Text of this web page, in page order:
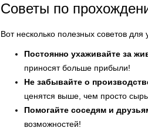
Советы по
Вот несколько полезных советов
Постоянно ухаживайте за
приносят больше прибыли!
Не забывайте о
ценятся выше, чем просто
Помогайте соседям и
возможностей!